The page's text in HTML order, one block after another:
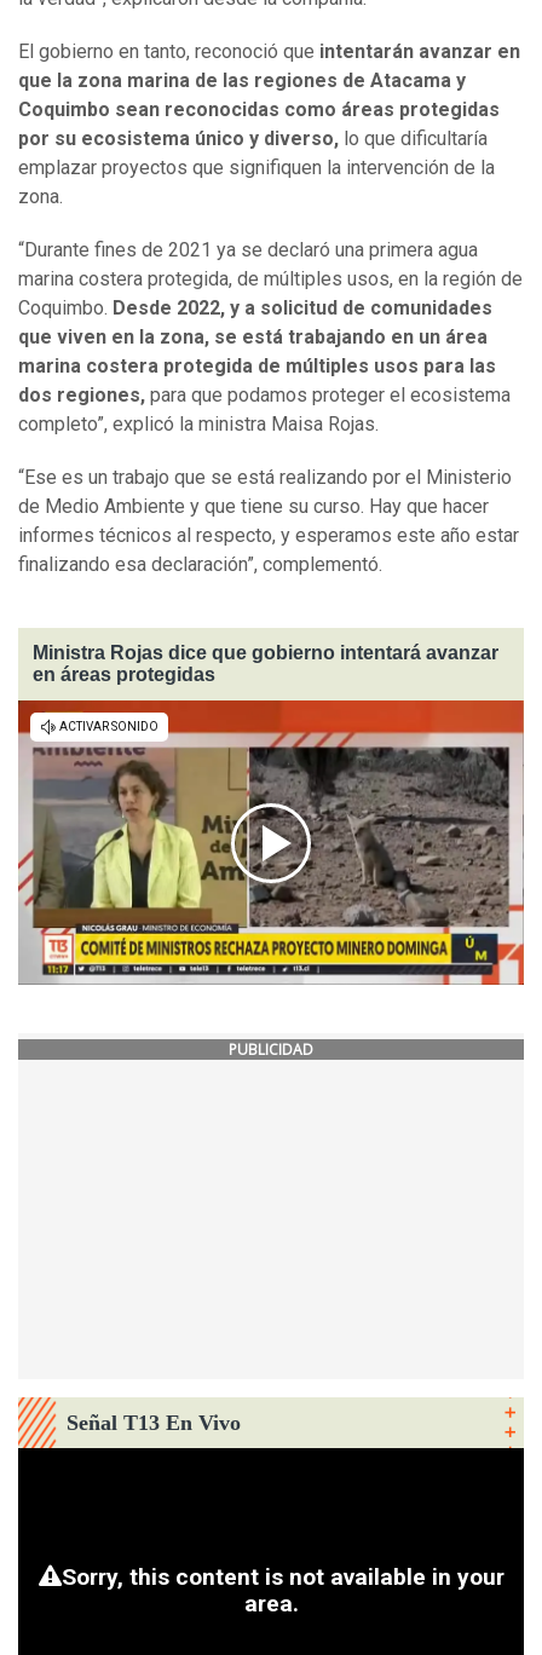
El gobierno en tanto, reconoció que intentarán avanzar en
que la zona marina de las regiones de Atacama y
Coquimbo sean reconocidas como áreas protegidas
por su ecosistema único y diverso, lo que dificultaría
emplazar proyectos que signifiquen la intervención de la
zona.
“Durante fines de 2021 ya se declaró una primera agua
marina costera protegida, de múltiples usos, en la región de
Coquimbo. Desde 2022, y a solicitud de comunidades
que viven en la zona, se está trabajando en un área
marina costera protegida de múltiples usos para las
dos regiones, para que podamos proteger el ecosistema
completo”, explicó la ministra Maisa Rojas.
“Ese es un trabajo que se está realizando por el Ministerio
de Medio Ambiente y que tiene su curso. Hay que hacer
informes técnicos al respecto, y esperamos este año estar
finalizando esa declaración”, complementó.
Ministra Rojas dice que gobierno intentará avanzar
en áreas protegidas
PUBLICIDAD
Señal T13 En Vivo